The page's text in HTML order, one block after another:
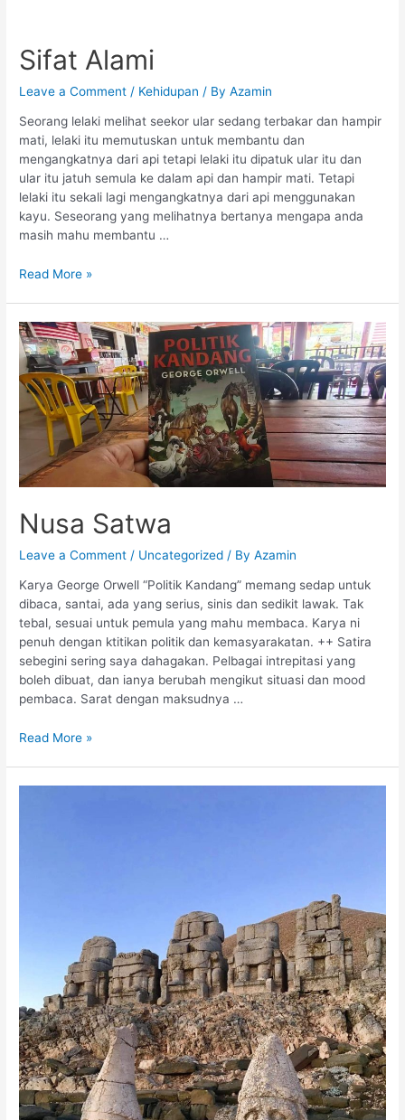
Sifat Alami
Leave a Comment / Kehidupan / ByAzamin
Seorang lelaki melihat seekor ular sedang terbakar dan hampir
mati, lelaki itu memutuskan untuk membantu dan
mengangkatnya dari api tetapi lelaki itu dipatuk ular itu dan
ular itu jatuh semula ke dalam api dan hampir mati. Tetapi
lelaki itu sekali lagi mengangkatnya dari api menggunakan
kayu. Seseorang yang melihatnya bertanya mengapa anda
masih mahu membantu …
Read More »
Nusa Satwa
Leave a Comment / Uncategorized / ByAzamin
Karya George Orwell “Politik Kandang” memang sedap untuk
dibaca, santai, ada yang serius, sinis dan sedikit lawak. Tak
tebal, sesuai untuk pemula yang mahu membaca. Karya ni
penuh dengan ktitikan politik dan kemasyarakatan. ++ Satira
sebegini sering saya dahagakan. Pelbagai intrepitasi yang
boleh dibuat, dan ianya berubah mengikut situasi dan mood
pembaca. Sarat dengan maksudnya …
Nusa
Satwa
Read More »